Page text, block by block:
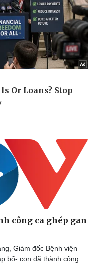
công ca ghép gan
Giám đốc Bệnh viện
bố- con đã thành công